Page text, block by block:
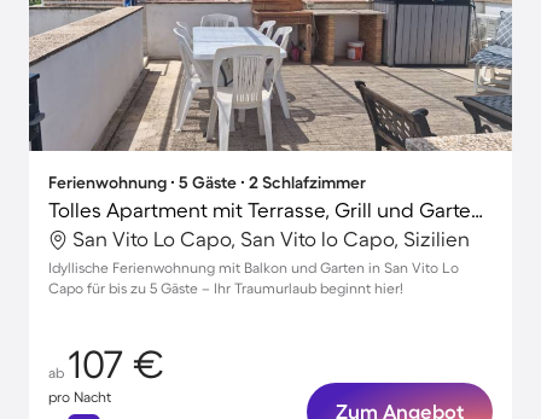
Ferienwohnung ∙ 5 Gäste ∙ 2 Schlafzimmer
Tolles Apartment mit Terrasse, Grill und Garten | Nah am Strand
San Vito Lo Capo, San Vito lo Capo, Sizilien
Idyllische Ferienwohnung mit Balkon und Garten in San Vito Lo
Capo für bis zu 5 Gäste – Ihr Traumurlaub beginnt hier!
ab 107 €
pro Nacht
Zum Angebot